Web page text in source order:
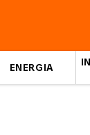
ENERGIA